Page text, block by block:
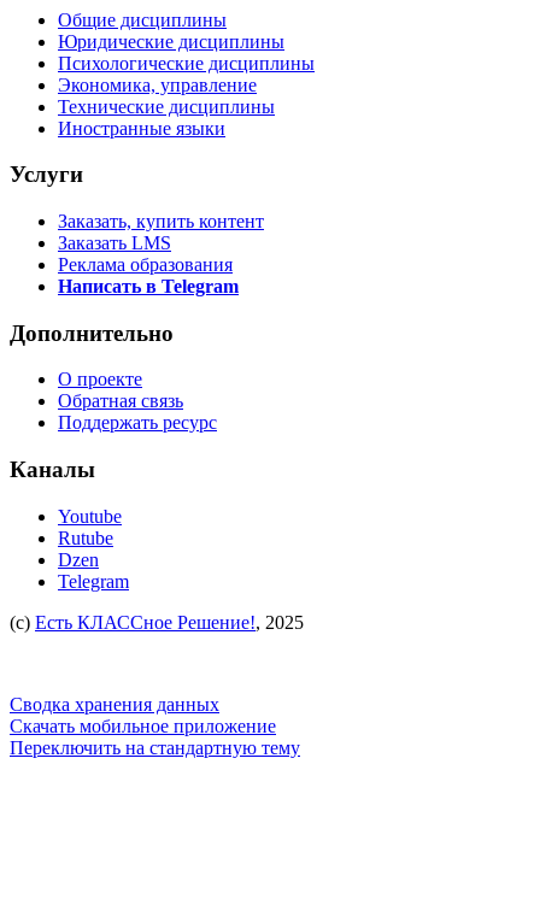
Общие дисциплины
Юридические дисциплины
Психологические дисциплины
Экономика, управление
Технические дисциплины
Иностранные языки
Услуги
Заказать, купить контент
Заказать LMS
Реклама образования
Написать в Telegram
Дополнительно
О проекте
Обратная связь
Поддержать ресурс
Каналы
Youtube
Rutube
Dzen
Telegram
(c) Есть КЛАССное Решение!, 2025
Сводка хранения данных
Скачать мобильное приложение
Переключить на стандартную тему